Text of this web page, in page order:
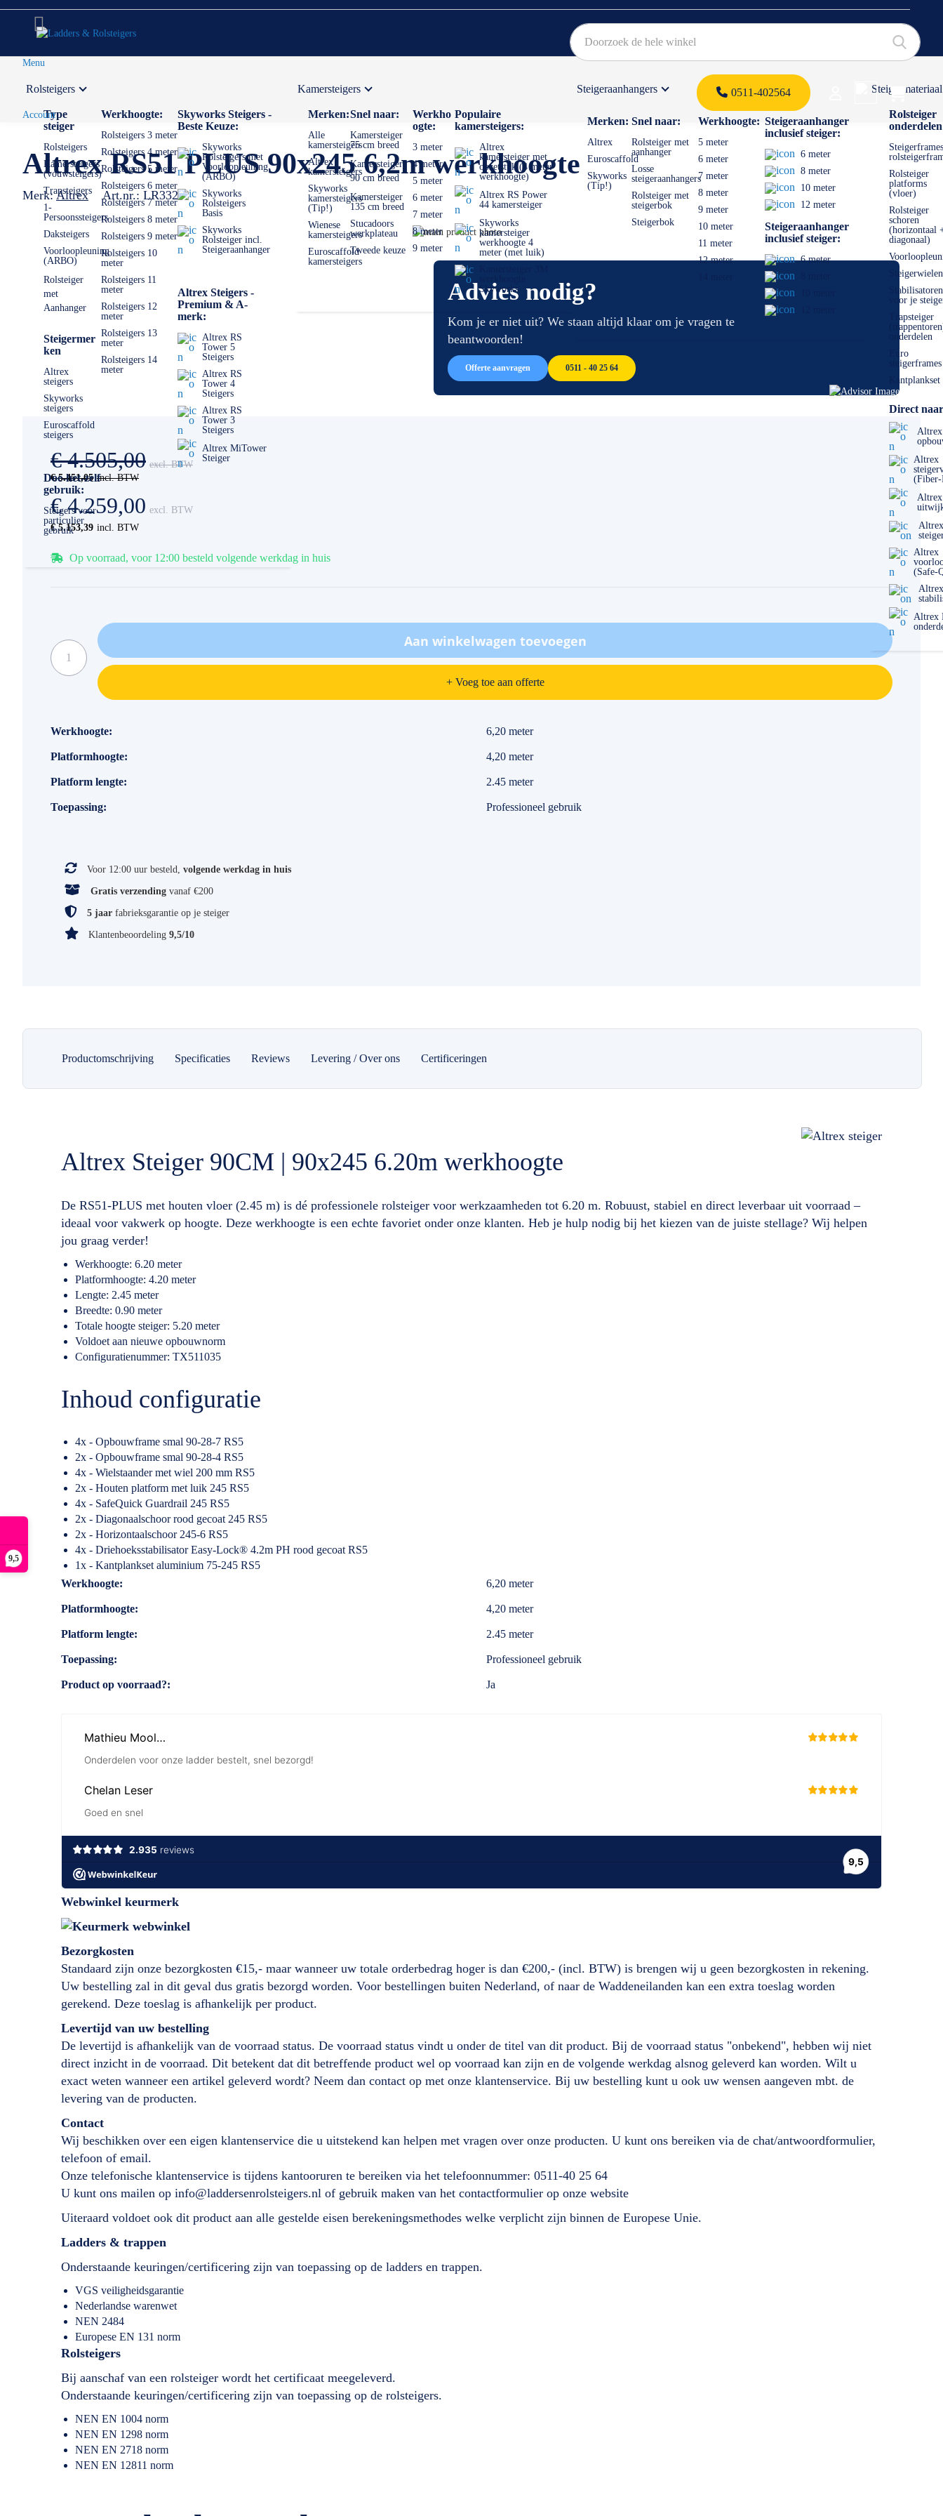
9,5
0511-402564
Menu
Rolsteigers
Type
steiger
Rolsteigers
Kamersteigers
(vouwsteigers)
Trapsteigers
1-
Persoonssteigers
Daksteigers
Voorloopleuning
(ARBO)
Rolsteiger
met
Aanhanger
Steigermer
ken
Altrex
steigers
Skyworks
steigers
Euroscaffold
steigers
Doe-het-zelf
gebruik:
Steigers voor
particulier
gebruik
Werkhoogte:
Rolsteigers 3 meter
Rolsteigers 4 meter
Rolsteigers 5 meter
Rolsteigers 6 meter
Rolsteigers 7 meter
Rolsteigers 8 meter
Rolsteigers 9 meter
Rolsteigers 10
meter
Rolsteigers 11
meter
Rolsteigers 12
meter
Rolsteigers 13
meter
Rolsteigers 14
meter
Skyworks Steigers -
Beste Keuze:
Skyworks
Rolsteigers met
Voorloopleuning
(ARBO)
Skyworks
Rolsteigers
Basis
Skyworks
Rolsteiger incl.
Steigeraanhanger
Altrex Steigers -
Premium & A-
merk:
Altrex RS
Tower 5
Steigers
Altrex RS
Tower 4
Steigers
Altrex RS
Tower 3
Steigers
Altrex MiTower
Steiger
Kamersteigers
Merken:
Alle
kamersteigers
Altrex
kamersteigers
Skyworks
kamersteigers
(Tip!)
Wienese
kamersteigers
Euroscaffold
kamersteigers
Snel naar:
Kamersteiger
75 cm breed
Kamersteiger
90 cm breed
Kamersteiger
135 cm breed
Stucadoors
werkplateau
Tweede keuze
Werkho
ogte:
3 meter
4 meter
5 meter
6 meter
7 meter
8 meter
9 meter
Populaire
kamersteigers:
Altrex
kamersteiger met
opzetstuk (4 meter
werkhoogte)
Altrex RS Power
44 kamersteiger
Skyworks
kamersteiger
werkhoogte 4
meter (met luik)
Skyworks
Steigeraanhangers
Merken:
Altrex
Euroscaffold
Skyworks
(Tip!)
Snel naar:
Rolsteiger met
aanhanger
Losse
steigeraanhangers
Rolsteiger met
steigerbok
Steigerbok
Werkhoogte:
5 meter
6 meter
7 meter
8 meter
9 meter
10 meter
11 meter
12 meter
Steigeraanhanger
inclusief steiger:
6 meter
8 meter
10 meter
12 meter
Steigeraanhanger
inclusief steiger:
6 meter
Steigermateriaal
Rolsteiger
Rolsteiger
platforms
(vloer)
Rolsteiger
schoren
(horizontaal
diagonaal)
Steigerwielen
Stabilisatoren
voor je
Trapsteiger
onderdelen
Euro
steigerframes
Kantplankset
Direct
Altrex
Altrex
Altrex
Altrex
Altrex
(Safe-
Altrex
Altrex
Account
Altrex RS51 PLUS 90x245 6,2m werkhoogte
Merk: Altrex Art.nr.: LR3323
Ga
naar
afbeeldingen-
Ga
Advies nodig?
Kom je er niet uit? We staan altijd klaar om je vragen te
beantwoorden!
Offerte aanvragen 0511 - 40 25 64
€ 5.451,05
€ 4.505,00
€ 5.153,39
€ 4.259,00
Op voorraad, voor 12:00 besteld volgende werkdag in huis
Aan winkelwagen toevoegen
+ Voeg toe aan offerte
Specificaties
Werkhoogte 6,20 meter
Platformhoogte 4,20 meter
Platform lengte 2.45 meter
Toepassing Professioneel gebruik
Voor 12:00 uur besteld, volgende werkdag in huis
Gratis verzending vanaf €200
5 jaar fabrieksgarantie op je steiger
Klantenbeoordeling 9,5/10
Productomschrijving Specificaties Reviews Levering / Over ons Certificeringen
Altrex Steiger 90CM | 90x245 6.20m werkhoogte
De RS51-PLUS met houten vloer (2.45 m) is dé professionele rolsteiger voor werkzaamheden tot 6.20 m. Robuust, stabiel en direct leverbaar uit voorraad –
ideaal voor vakwerk op hoogte. Deze werkhoogte is een echte favoriet onder onze klanten. Heb je hulp nodig bij het kiezen van de juiste stellage? Wij helpen
jou graag verder!
Werkhoogte: 6.20 meter
Platformhoogte: 4.20 meter
Lengte: 2.45 meter
Breedte: 0.90 meter
Totale hoogte steiger: 5.20 meter
Voldoet aan nieuwe opbouwnorm
Configuratienummer: TX511035
Inhoud configuratie
4x - Opbouwframe smal 90-28-7 RS5
2x - Opbouwframe smal 90-28-4 RS5
4x - Wielstaander met wiel 200 mm RS5
2x - Houten platform met luik 245 RS5
4x - SafeQuick Guardrail 245 RS5
2x - Diagonaalschoor rood gecoat 245 RS5
2x - Horizontaalschoor 245-6 RS5
4x - Driehoeksstabilisator Easy-Lock® 4.2m PH rood gecoat RS5
1x - Kantplankset aluminium 75-245 RS5
Specificaties
Werkhoogte 6,20 meter
Platformhoogte 4,20 meter
Platform lengte 2.45 meter
Toepassing Professioneel gebruik
Product op voorraad? Ja
Webwinkel keurmerk
Bezorgkosten
Standaard zijn onze bezorgkosten €15,- maar wanneer uw totale orderbedrag hoger is dan €200,- (incl. BTW) is brengen wij u geen bezorgkosten in rekening.
Uw bestelling zal in dit geval dus gratis bezorgd worden. Voor bestellingen buiten Nederland, of naar de Waddeneilanden kan een extra toeslag worden
gerekend. Deze toeslag is afhankelijk per product.
Levertijd van uw bestelling
De levertijd is afhankelijk van de voorraad status. De voorraad status vindt u onder de titel van dit product. Bij de voorraad status "onbekend", hebben wij niet
direct inzicht in de voorraad. Dit betekent dat dit betreffende product wel op voorraad kan zijn en de volgende werkdag alsnog geleverd kan worden. Wilt u
exact weten wanneer een artikel geleverd wordt? Neem dan contact op met onze klantenservice. Bij uw bestelling kunt u ook uw wensen aangeven mbt. de
levering van de producten.
Contact
Wij beschikken over een eigen klantenservice die u uitstekend kan helpen met vragen over onze producten. U kunt ons bereiken via de chat/antwoordformulier,
telefoon of email.
Onze telefonische klantenservice is tijdens kantooruren te bereiken via het telefoonnummer: 0511-40 25 64
U kunt ons mailen op info@laddersenrolsteigers.nl of gebruik maken van het contactformulier op onze website
Uiteraard voldoet ook dit product aan alle gestelde eisen berekeningsmethodes welke verplicht zijn binnen de Europese Unie.
Ladders & trappen
Onderstaande keuringen/certificering zijn van toepassing op de ladders en trappen.
VGS veiligheidsgarantie
Nederlandse warenwet
NEN 2484
Europese EN 131 norm
Rolsteigers
Bij aanschaf van een rolsteiger wordt het certificaat meegeleverd.
Onderstaande keuringen/certificering zijn van toepassing op de rolsteigers.
NEN EN 1004 norm
NEN EN 1298 norm
NEN EN 2718 norm
NEN EN 12811 norm